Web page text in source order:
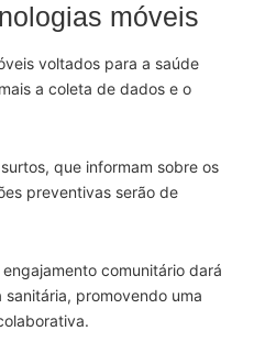
móveis
voltados para a saúde
a coleta de dados e o
que informam sobre os
preventivas serão de
comunitário dará
promovendo uma